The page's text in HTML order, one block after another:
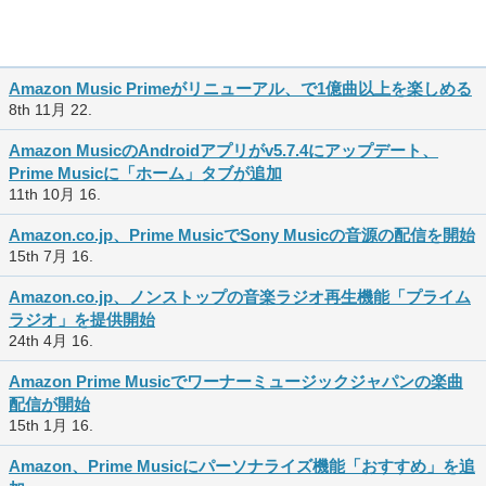
Amazon Music Primeがリニューアル、で1億曲以上を楽しめる
8th 11月 22.
Amazon MusicのAndroidアプリがv5.7.4にアップデート、
Prime Musicに「ホーム」タブが追加
11th 10月 16.
Amazon.co.jp、Prime MusicでSony Musicの音源の配信を開始
15th 7月 16.
Amazon.co.jp、ノンストップの音楽ラジオ再生機能「プライム
ラジオ」を提供開始
24th 4月 16.
Amazon Prime Musicでワーナーミュージックジャパンの楽曲
配信が開始
15th 1月 16.
Amazon、Prime Musicにパーソナライズ機能「おすすめ」を追